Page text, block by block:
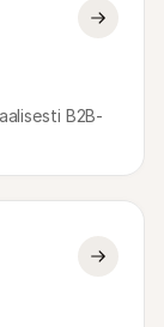
B2B-